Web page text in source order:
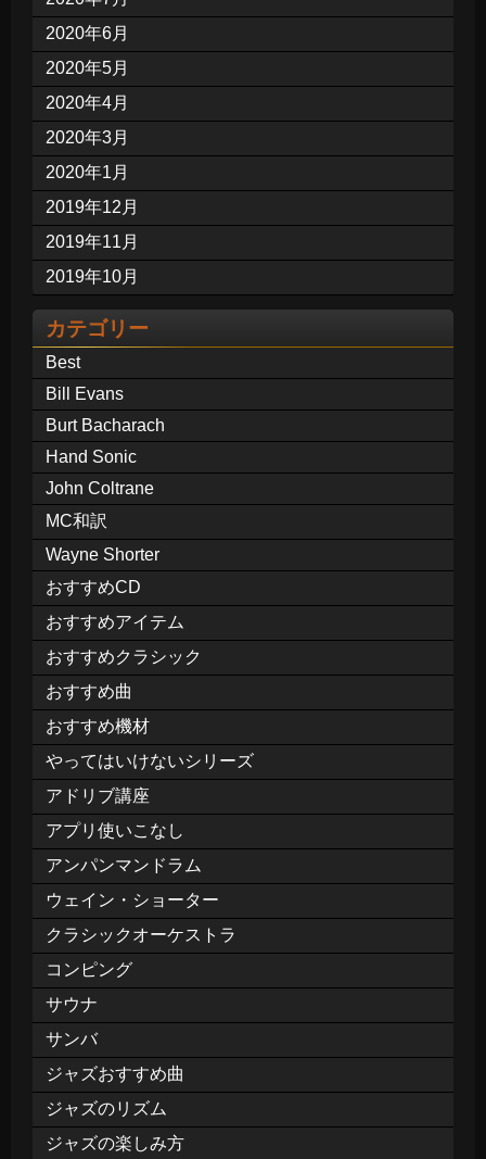
2020年6月
2020年5月
2020年4月
2020年3月
2020年1月
2019年12月
2019年11月
2019年10月
カテゴリー
Best
Bill Evans
Burt Bacharach
Hand Sonic
John Coltrane
MC和訳
Wayne Shorter
おすすめCD
おすすめアイテム
おすすめクラシック
おすすめ曲
おすすめ機材
やってはいけないシリーズ
アドリブ講座
アプリ使いこなし
アンパンマンドラム
ウェイン・ショーター
クラシックオーケストラ
コンピング
サウナ
サンバ
ジャズおすすめ曲
ジャズのリズム
ジャズの楽しみ方